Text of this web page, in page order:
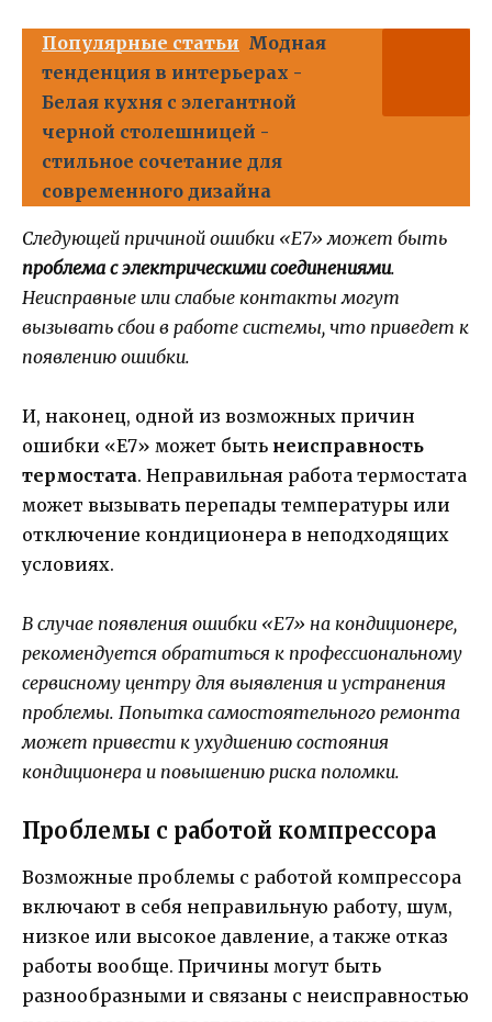
Популярные статьи Модная
тенденция в интерьерах -
Белая кухня с элегантной
черной столешницей -
стильное сочетание для
современного дизайна
Следующей причиной ошибки «Е7» может быть
проблема с электрическими соединениями.
Неисправные или слабые контакты могут
вызывать сбои в работе системы, что приведет к
появлению ошибки.
И, наконец, одной из возможных причин
ошибки «Е7» может быть неисправность
термостата. Неправильная работа термостата
может вызывать перепады температуры или
отключение кондиционера в неподходящих
условиях.
В случае появления ошибки «Е7» на кондиционере,
рекомендуется обратиться к профессиональному
сервисному центру для выявления и устранения
проблемы. Попытка самостоятельного ремонта
может привести к ухудшению состояния
кондиционера и повышению риска поломки.
Проблемы с работой компрессора
Возможные проблемы с работой компрессора
включают в себя неправильную работу, шум,
низкое или высокое давление, а также отказ
работы вообще. Причины могут быть
разнообразными и связаны с неисправностью